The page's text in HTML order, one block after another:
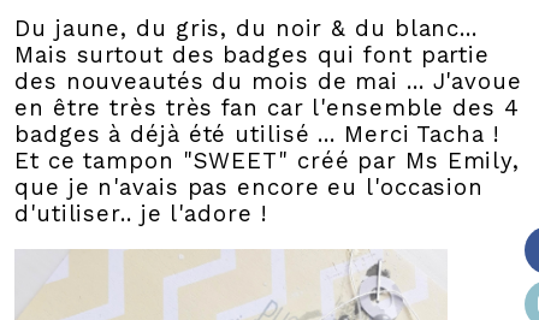
Du jaune, du gris, du noir & du blanc...
Mais surtout des badges qui font partie
des nouveautés du mois de mai ... J'avoue
en être très très fan car l'ensemble des 4
badges à déjà été utilisé ... Merci Tacha !
Et ce tampon "SWEET" créé par Ms Emily,
que je n'avais pas encore eu l'occasion
d'utiliser.. je l'adore !